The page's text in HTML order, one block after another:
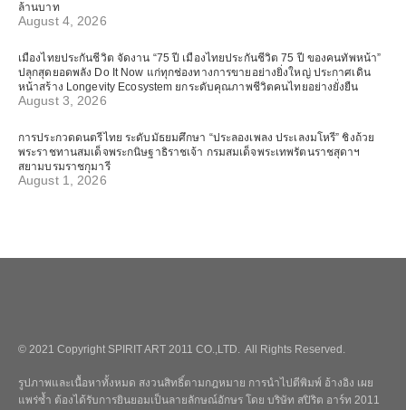
ล้านบาท
August 4, 2026
เมืองไทยประกันชีวิต จัดงาน “75 ปี เมืองไทยประกันชีวิต 75 ปี ของคนทัพหน้า”
ปลุกสุดยอดพลัง Do It Now แก่ทุกช่องทางการขายอย่างยิ่งใหญ่ ประกาศเดิน
หน้าสร้าง Longevity Ecosystem ยกระดับคุณภาพชีวิตคนไทยอย่างยั่งยืน
August 3, 2026
การประกวดดนตรีไทย ระดับมัธยมศึกษา “ประลองเพลง ประเลงมโหรี” ชิงถ้วย
พระราชทานสมเด็จพระกนิษฐาธิราชเจ้า กรมสมเด็จพระเทพรัตนราชสุดาฯ
สยามบรมราชกุมารี
August 1, 2026
© 2021 Copyright SPIRIT ART 2011 CO.,LTD. All Rights Reserved.
รูปภาพและเนื้อหาทั้งหมด สงวนสิทธิ์ตามกฎหมาย การนำไปตีพิมพ์ อ้างอิง เผย
แพร่ซ้ำ ต้องได้รับการยินยอมเป็นลายลักษณ์อักษร โดย บริษัท สปิริต อาร์ท 2011